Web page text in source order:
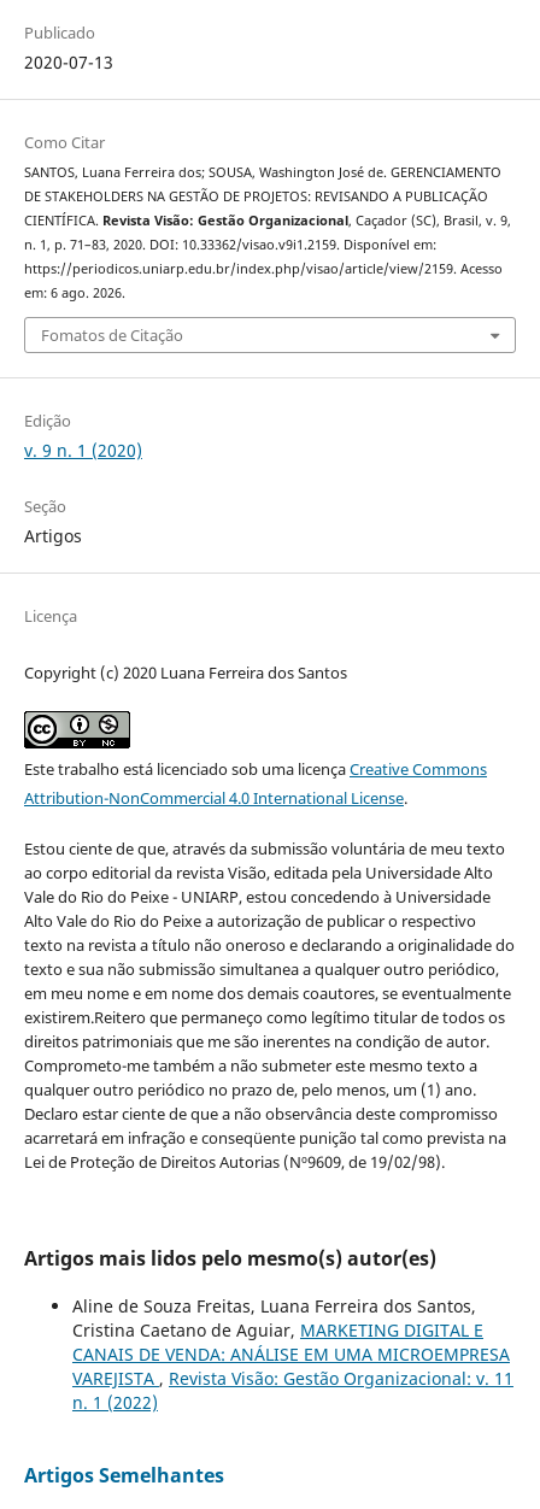
Publicado
2020-07-13
Como Citar
SANTOS, Luana Ferreira dos; SOUSA, Washington José de. GERENCIAMENTO
DE STAKEHOLDERS NA GESTÃO DE PROJETOS: REVISANDO A PUBLICAÇÃO
CIENTÍFICA. Revista Visão: Gestão Organizacional, Caçador (SC), Brasil, v. 9,
n. 1, p. 71–83, 2020. DOI: 10.33362/visao.v9i1.2159. Disponível em:
https://periodicos.uniarp.edu.br/index.php/visao/article/view/2159. Acesso
em: 6 ago. 2026.
Fomatos de Citação
Edição
v. 9 n. 1 (2020)
Seção
Artigos
Licença
Copyright (c) 2020 Luana Ferreira dos Santos
Este trabalho está licenciado sob uma licençaCreative Commons
Attribution-NonCommercial 4.0 International License.
Estou ciente de que, através da submissão voluntária de meu texto
ao corpo editorial da revista Visão, editada pela Universidade Alto
Vale do Rio do Peixe - UNIARP, estou concedendo à Universidade
Alto Vale do Rio do Peixe a autorização de publicar o respectivo
texto na revista a título não oneroso e declarando a originalidade do
texto e sua não submissão simultanea a qualquer outro periódico,
em meu nome e em nome dos demais coautores, se eventualmente
existirem.Reitero que permaneço como legítimo titular de todos os
direitos patrimoniais que me são inerentes na condição de autor.
Comprometo-me também a não submeter este mesmo texto a
qualquer outro periódico no prazo de, pelo menos, um (1) ano.
Declaro estar ciente de que a não observância deste compromisso
acarretará em infração e conseqüente punição tal como prevista na
Lei de Proteção de Direitos Autorias (Nº9609, de 19/02/98).
Artigos mais lidos pelo mesmo(s) autor(es)
Aline de Souza Freitas, Luana Ferreira dos Santos,
Cristina Caetano de Aguiar, MARKETING DIGITAL E
CANAIS DE VENDA: ANÁLISE EM UMA MICROEMPRESA
VAREJISTA , Revista Visão: Gestão Organizacional: v. 11
n. 1 (2022)
Artigos Semelhantes